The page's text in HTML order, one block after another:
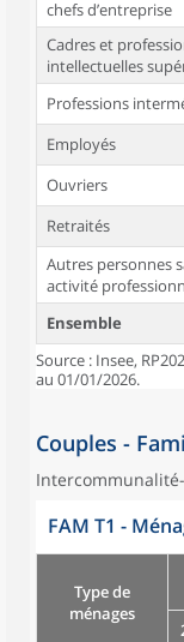
chefs d’entreprise
Cadres et
intellectuelles
Professions
Employés
Ouvriers
Retraités
Autres personnes
activité
Ensemble
Source : Insee,
au 01/01/2026.
Couples -
FAM T1 -
Type de
ménages